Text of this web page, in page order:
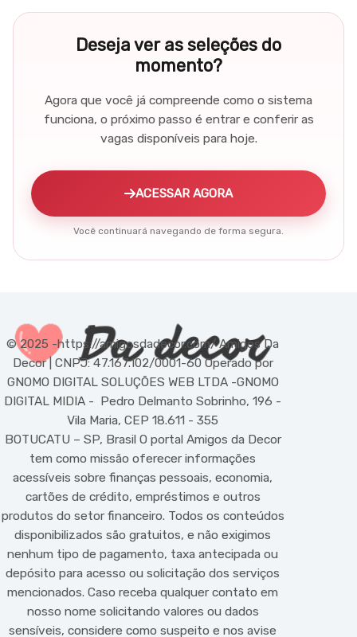
Deseja ver as seleções do
momento?
Agora que você já compreende como o sistema
funciona, o próximo passo é entrar e conferir as
vagas disponíveis para hoje.
ACESSAR AGORA
Você continuará navegando de forma segura.
© 2025 -https://amigosdadecor.com/ Amigos Da
Decor | CNPJ: 47.167.102/0001-60 Operado por
GNOMO DIGITAL SOLUÇÕES WEB LTDA -GNOMO
DIGITAL MIDIA - Pedro Delmanto Sobrinho, 196 -
Vila Maria, CEP 18.611 - 355
BOTUCATU – SP, Brasil O portal Amigos da Decor
tem como missão oferecer informações
acessíveis sobre finanças pessoais, economia,
cartões de crédito, empréstimos e outros
produtos do setor financeiro. Todos os conteúdos
disponibilizados são gratuitos, e não exigimos
nenhum tipo de pagamento, taxa antecipada ou
depósito para acesso ou solicitação dos serviços
mencionados. Caso receba qualquer contato em
nosso nome solicitando valores ou dados
sensíveis, considere como suspeito e nos avise